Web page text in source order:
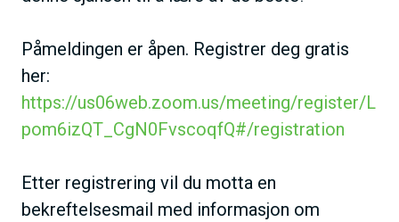
Påmeldingen er åpen. Registrer deg gratis
her:
https://us06web.zoom.us/meeting/register/L
pom6izQT_CgN0FvscoqfQ#/registration
Etter registrering vil du motta en
bekreftelsesmail med informasjon om